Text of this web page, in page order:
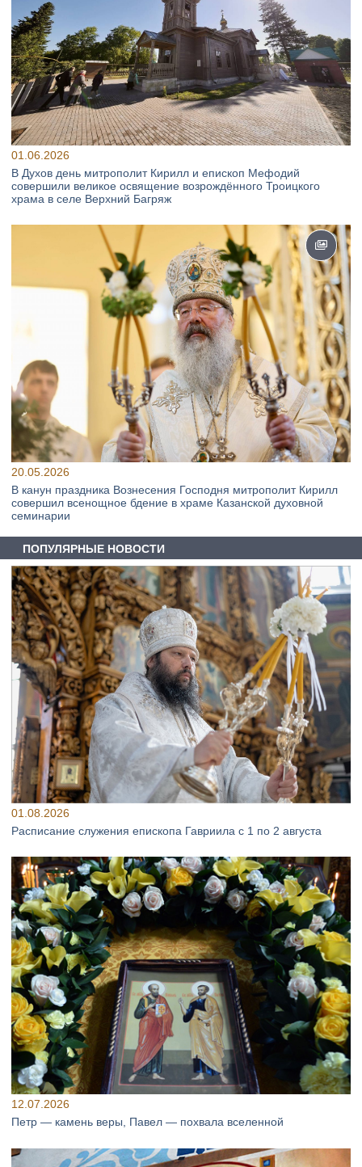
01.06.2026
В Духов день митрополит Кирилл и епископ Мефодий
совершили великое освящение возрождённого Троицкого
храма в селе Верхний Багряж
20.05.2026
В канун праздника Вознесения Господня митрополит Кирилл
совершил всенощное бдение в храме Казанской духовной
семинарии
ПОПУЛЯРНЫЕ НОВОСТИ
01.08.2026
Расписание служения епископа Гавриила с 1 по 2 августа
12.07.2026
Петр — камень веры, Павел — похвала вселенной